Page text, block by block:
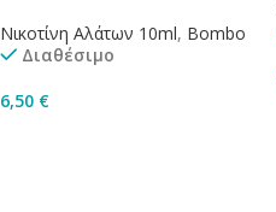
Νικοτίνη Αλάτων 10ml, Bombo
Διαθέσιμο
6,50 €